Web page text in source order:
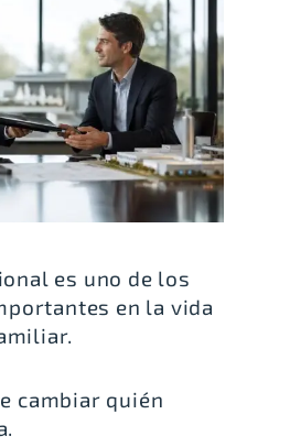
es uno de los
en la vida
cambiar quién